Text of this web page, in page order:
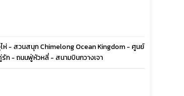
ไห่ - สวนสนุก Chimelong Ocean Kingdom - ศูนย์
ก - ถนนฟู่หัวหลี่ - สนามบินกวางเจา